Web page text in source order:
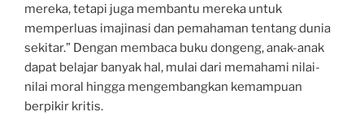
mereka, tetapi juga membantu mereka untuk
memperluas imajinasi dan pemahaman tentang dunia
sekitar.” Dengan membaca buku dongeng, anak-anak
dapat belajar banyak hal, mulai dari memahami nilai-
nilai moral hingga mengembangkan kemampuan
berpikir kritis.